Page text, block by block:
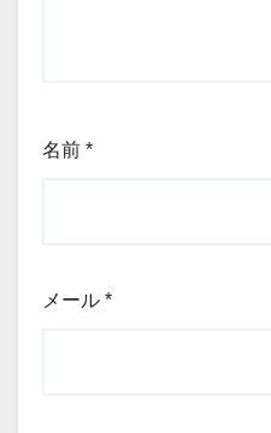
名前 *
メール *